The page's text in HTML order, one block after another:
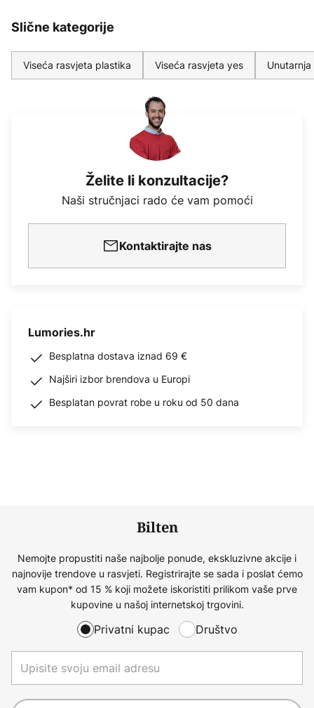
Slične kategorije
Viseća rasvjeta plastika Viseća rasvjeta yes
Želite li konzultacije?
Naši stručnjaci rado će vam pomoći
Kontaktirajte nas
Lumories.hr
Besplatna dostava iznad 69 €
Najširi izbor brendova u Europi
Besplatan povrat robe u roku od 50 dana
Bilten
Nemojte propustiti naše najbolje ponude, ekskluzivne akcije i
najnovije trendove u rasvjeti. Registrirajte se sada i poslat ćemo
vam kupon* od 15 % koji možete iskoristiti prilikom vaše prve
kupovine u našoj internetskoj trgovini.
Privatni kupac Društvo